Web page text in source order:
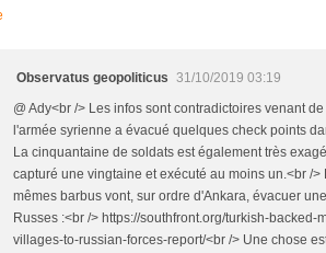
Observatus geopoliticus 31/10/2019 03:19
@ Ady<br /> Les infos sont contradictoires venant
l'armée syrienne a évacué quelques check points
La cinquantaine de soldats est également très
capturé une vingtaine et exécuté au moins un.<br /
mêmes barbus vont, sur ordre d'Ankara, évacuer
Russes :<br /> https://southfront.org/turkish-
villages-to-russian-forces-report/<br /> Une chose